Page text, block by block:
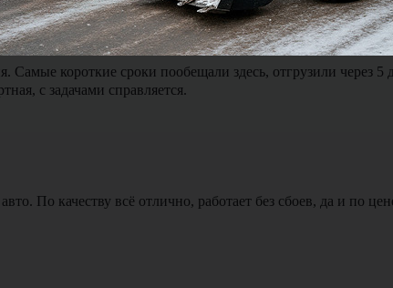
Самые короткие сроки пообещали здесь, отгрузили через
с задачами справляется.
По качеству всё отлично, работает без сбоев, да и по